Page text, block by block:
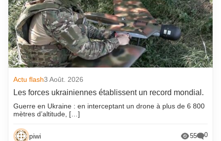
Actu flash3 Août. 2026
Les forces ukrainiennes établissent un record mondial.
Guerre en Ukraine : en interceptant un drone à plus de 6 800
mètres d’altitude, […]
piwi 55 0